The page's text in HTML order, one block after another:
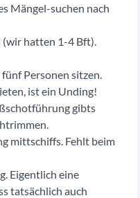
Mängel-suchen nach
(wir hatten 1-4 Bft).
Personen sitzen.
ist ein Unding!
gibts
mittschiffs. Fehlt beim
Eigentlich eine
tatsächlich auch